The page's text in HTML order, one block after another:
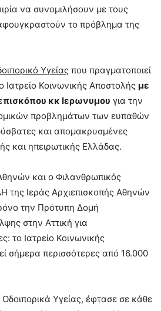
να συνομιλήσουν με τους
το πρόβλημα της
Υγείας που πραγματοποιεί
Κοινωνικής Αποστολής με
κκ Ιερωνυμου για την
προβλημάτων των ευπαθών
και απομακρυσμένες
και ηπειρωτικής Ελλάδας.
και ο Φιλανθρωπικός
Ιεράς Αρχιεπισκοπής Αθηνών
την Πρότυπη Δομή
στην Αττική για
το Ιατρείο Κοινωνικής
σήμερα περισσότερες από 16.000
Υγείας, έφτασε σε κάθε